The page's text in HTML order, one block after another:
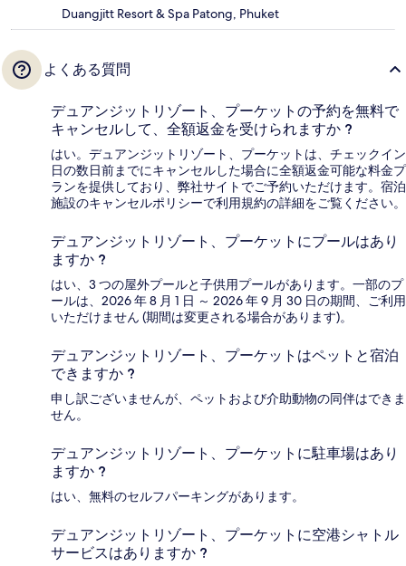
Duangjitt Resort & Spa Patong, Phuket
よくある質問
デュアンジットリゾート、プーケットの予約を無料で
キャンセルして、全額返金を受けられますか ?
はい。デュアンジットリゾート、プーケットは、チェックイン
日の数日前までにキャンセルした場合に全額返金可能な料金プ
ランを提供しており、弊社サイトでご予約いただけます。宿泊
施設のキャンセルポリシーで利用規約の詳細をご覧ください。
デュアンジットリゾート、プーケットにプールはあり
ますか ?
はい、3 つの屋外プールと子供用プールがあります。一部のプ
ールは、2026 年 8 月 1 日 ～ 2026 年 9 月 30 日の期間、ご利用
いただけません (期間は変更される場合があります)。
デュアンジットリゾート、プーケットはペットと宿泊
できますか ?
申し訳ございませんが、ペットおよび介助動物の同伴はできま
せん。
デュアンジットリゾート、プーケットに駐車場はあり
ますか ?
はい、無料のセルフパーキングがあります。
デュアンジットリゾート、プーケットに空港シャトル
サービスはありますか ?